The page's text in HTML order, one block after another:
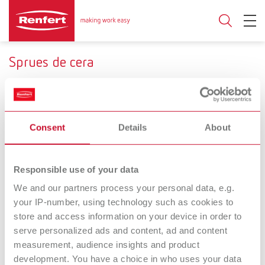
Consent Details About
Responsible use of your data
We and our partners process your personal data, e.g.
your IP-number, using technology such as cookies to
store and access information on your device in order to
serve personalized ads and content, ad and content
measurement, audience insights and product
development. You have a choice in who uses your data
Sprues de cera
Forma da cera
Diâmetro
4 mm 2 mm 2,5 mm 3 mm 3,5 mm
5 mm
Dureza
duro dureza média